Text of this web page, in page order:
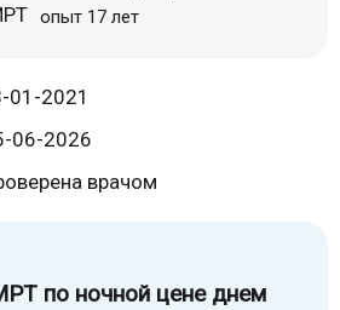
опыт 17 лет
01-2021
06-2026
врачом
по ночной цене днем